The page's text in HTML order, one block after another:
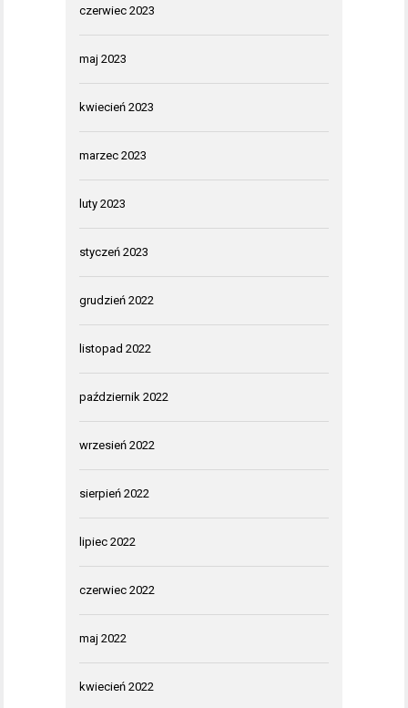
czerwiec 2023
maj 2023
kwiecień 2023
marzec 2023
luty 2023
styczeń 2023
grudzień 2022
listopad 2022
październik 2022
wrzesień 2022
sierpień 2022
lipiec 2022
czerwiec 2022
maj 2022
kwiecień 2022